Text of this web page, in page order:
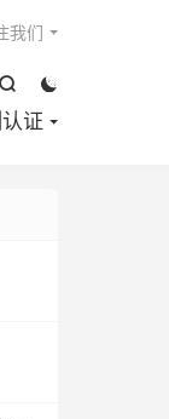


证
我们